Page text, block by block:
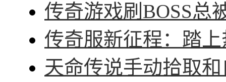
传奇游戏刷BOSS总
传奇服新征程：踏
天命传说手动拾取